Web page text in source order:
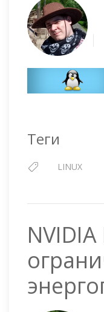
Теги
LINUX